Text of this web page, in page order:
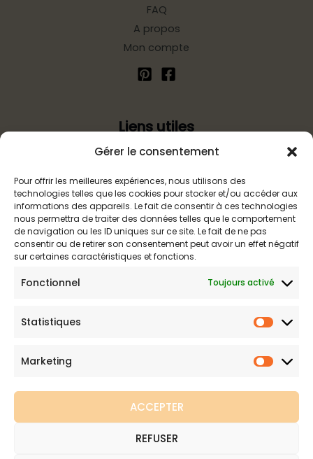
Gérer le consentement
Pour offrir les meilleures expériences, nous utilisons des
technologies telles que les cookies pour stocker et/ou accéder aux
informations des appareils. Le fait de consentir à ces technologies
nous permettra de traiter des données telles que le comportement
de navigation ou les ID uniques sur ce site. Le fait de ne pas
consentir ou de retirer son consentement peut avoir un effet négatif
sur certaines caractéristiques et fonctions.
Fonctionnel Toujours activé
Statistiques
Marketing
ACCEPTER
REFUSER
FAQ
A propos
Mon compte
Liens utiles
Politique d’expédition
Mentions légales
Politique de confidentialité
Politique de remboursements
Conditions générales de vente et d’utilisation
Boutique de maillots gainants
Maillot de bain gainant est votre boutique en ligne de
produits ou une demande sur votre commande,
contactez-